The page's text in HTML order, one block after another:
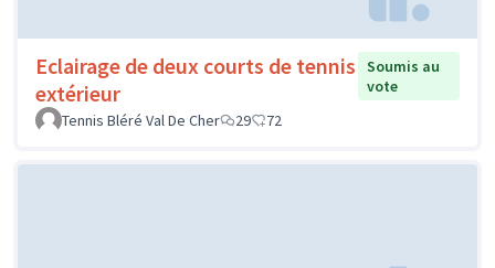
Eclairage de deux courts de tennis
extérieur
Soumis au
vote
Tennis Bléré Val De Cher
29 72